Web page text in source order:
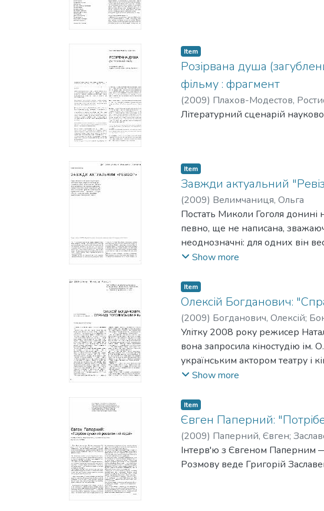
Item
Розірвана душа
фільму : фрагмент
(2009) Плахов-Модестов,
Літературний сценарій
Item
Завжди актуальний
(2009) Велимчаниця, Ольга
Постать Миколи Гоголя донині
певно, ще не написана,
неоднозначні: для одних він
нащадок злих сил; і служитель
Show more
Item
Олексій Богданович:
(2009) Богданович, Олексій;
Улітку 2008 року режисер
вона запросила кіностудію
українським актором театру і
Народним артистом України.
Show more
Item
Євген Паперний:
(2009) Паперний, Євген;
Інтерв'ю з Євгеном Паперним
Розмову веде Григорій